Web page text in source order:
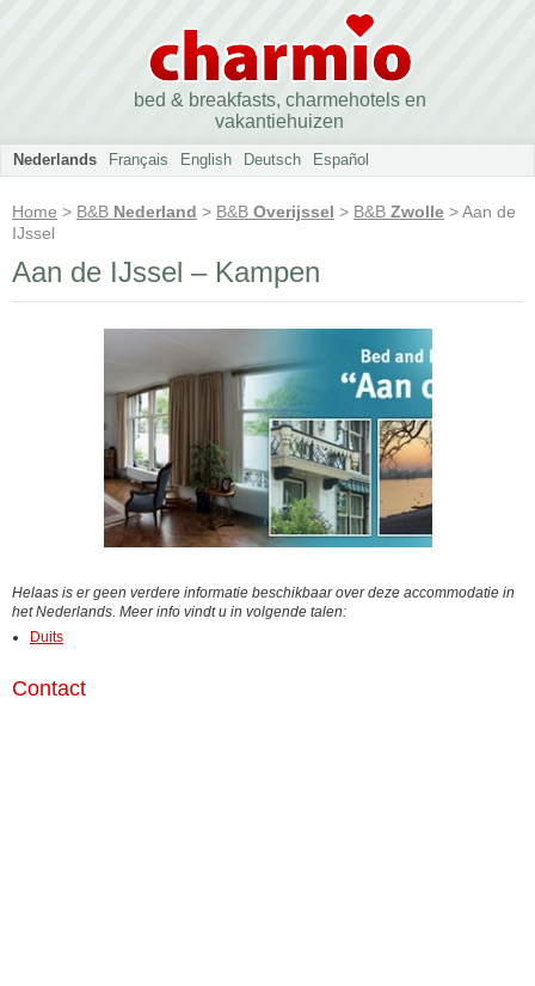
bed & breakfasts, charmehotels en
vakantiehuizen
Nederlands Français English Deutsch Español
Home > B&B Nederland > B&B Overijssel > B&B Zwolle > Aan de
IJssel
Aan de IJssel – Kampen
Helaas is er geen verdere informatie beschikbaar over deze accommodatie in
het Nederlands. Meer info vindt u in volgende talen:
Duits
Contact